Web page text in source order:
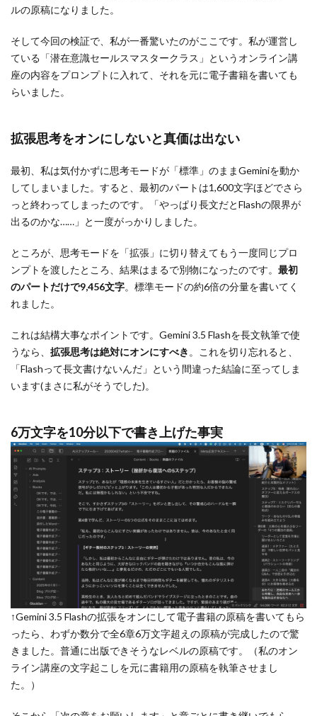
ルの原稿になりました。
そして今回の検証で、私が一番驚いたのがここです。私が運営し
ている「潜在意識セールスマスタークラス」というオンライン講
座の内容をプロンプトに入れて、それを元に電子書籍を書いても
らいました。
拡張思考をオンにしないと真価は出ない
最初、私は気付かずに思考モードが「標準」のままGeminiを動か
してしまいました。すると、最初のパートは1,600文字ほどでさら
っと終わってしまったのです。「やっぱり長文だとFlashの限界が
出るのかな……」と一度がっかりしました。
ところが、思考モードを「拡張」に切り替えてもう一度同じプロ
ンプトを渡したところ、結果はまるで別物になったのです。 最初
のパートだけで9,456文字。標準モードの約6倍の分量を書いてく
れました。
これは結構大事なポイントです。Gemini 3.5 Flashを長文執筆で使
うなら、 拡張思考は絶対にオンにすべき 。これを切り忘れると、
「Flashって長文書けないんだ」という間違った結論に至ってしま
います(まさに私がそうでした)。
6万文字を10分以下で書き上げた事実
↑Gemini 3.5 Flashの拡張をオンにして電子書籍の原稿を書いてもら
ったら、わずか数分で全6章6万文字超えの原稿が完成したので驚
きました。普通に出版できそうなレベルの原稿です。（私のオン
ライン講座の文字起こしを元に書籍用の原稿を執筆させまし
た。）